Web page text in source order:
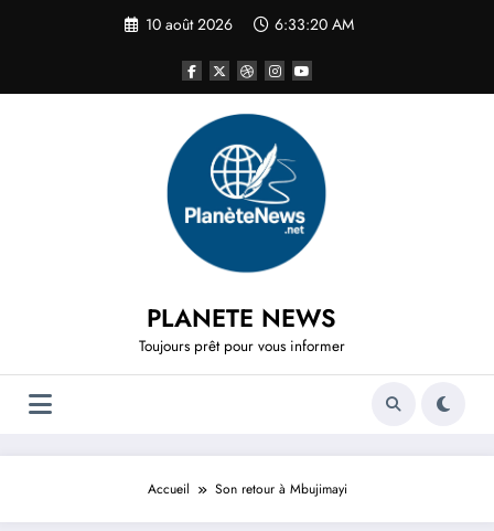
10 août 2026 6:33:20 AM
PLANETE NEWS
Toujours prêt pour vous informer
Accueil Son retour à Mbujimayi